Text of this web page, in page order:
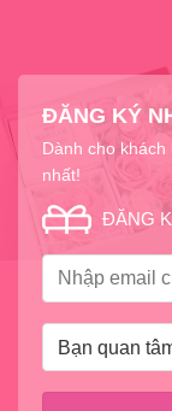
ĐĂNG KÝ
Dành cho
nhất!
ĐĂNG